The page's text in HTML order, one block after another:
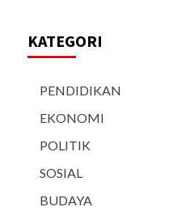
KATEGORI
PENDIDIKAN
EKONOMI
POLITIK
SOSIAL
BUDAYA